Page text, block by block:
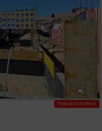
0
Powiat ostrołecki